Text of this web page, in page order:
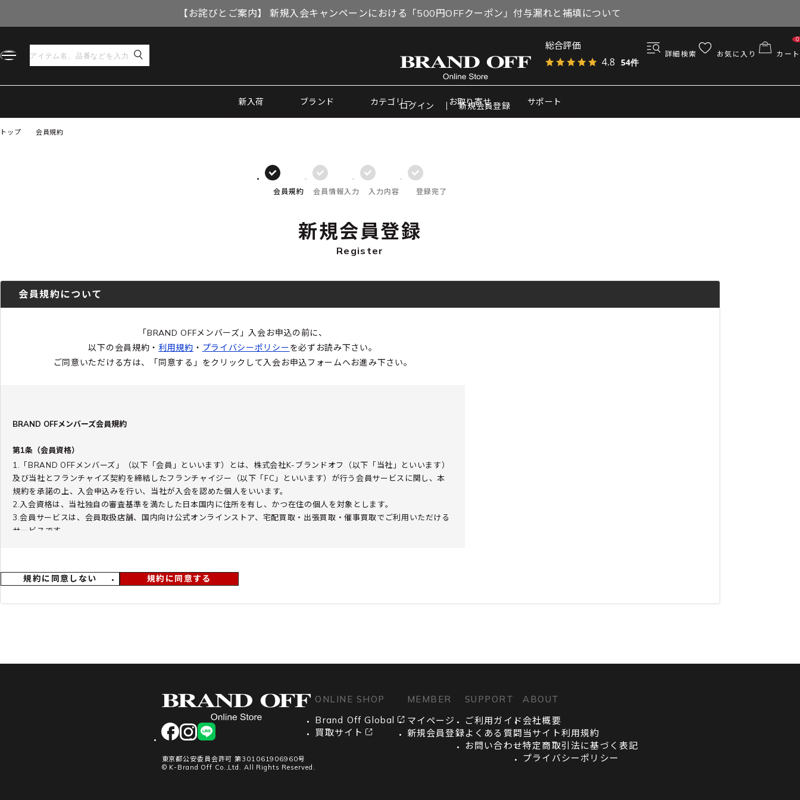
【お詫びとご案内】 新規入会キャンペーンにおける「500円OFFクーポン」付与漏れと補填について
総合評価
4.8 54件
詳細検索 お気に入り カート
0
新入荷 ブランド カテゴリー お取り寄せ サポート
ログイン 新規会員登録
トップ 会員規約
会員規約 会員情報入力 入力内容 登録完了
新規会員登録
Register
会員規約について
「BRAND OFFメンバーズ」入会お申込の前に、
以下の会員規約・利用規約 ・ プライバシーポリシーを必ずお読み下さい。
ご同意いただける方は、「同意する」をクリックして入会お申込フォームへお進み下さい。
BRAND OFFメンバーズ会員規約
第1条（会員資格）
1.「BRAND OFFメンバーズ」（以下「会員」といいます）とは、株式会社K-ブランドオフ（以下「当社」といいます）
及び当社とフランチャイズ契約を締結したフランチャイジー（以下「FC」といいます）が行う会員サービスに関し、本
規約を承諾の上、入会申込みを行い、当社が入会を認めた個人をいいます。
2.入会資格は、当社独自の審査基準を満たした日本国内に住所を有し、かつ在住の個人を対象とします。
3.会員サービスは、会員取扱店舗、国内向け公式オンラインストア、宅配買取・出張買取・催事買取でご利用いただける
サービスです。
第2条（入会申込み）
1.入会申込みは、申込者本人のみが行えるものとし、真実かつ正確な情報を提供し、必要項目を漏れなく登録するものと
4.カード裏面に自署のうえ、会員本人の責任で管理するものとします。
5.メンバーズカードは本人専用であり、第三者への譲渡・貸与・担保提供等はできません。
規約に同意しない 規約に同意する
facebookinstagram
LINE
東京都公安委員会許可 第301061906960号
© K-Brand Off Co.,Ltd. All Rights Reserved.
ONLINE SHOP
Brand Off Global
買取サイト
MEMBER
マイページ
新規会員登録
SUPPORT
ご利用ガイド
よくある質問
お問い合わせ
ABOUT
会社概要
当サイト利用規約
特定商取引法に基づく表記
プライバシーポリシー